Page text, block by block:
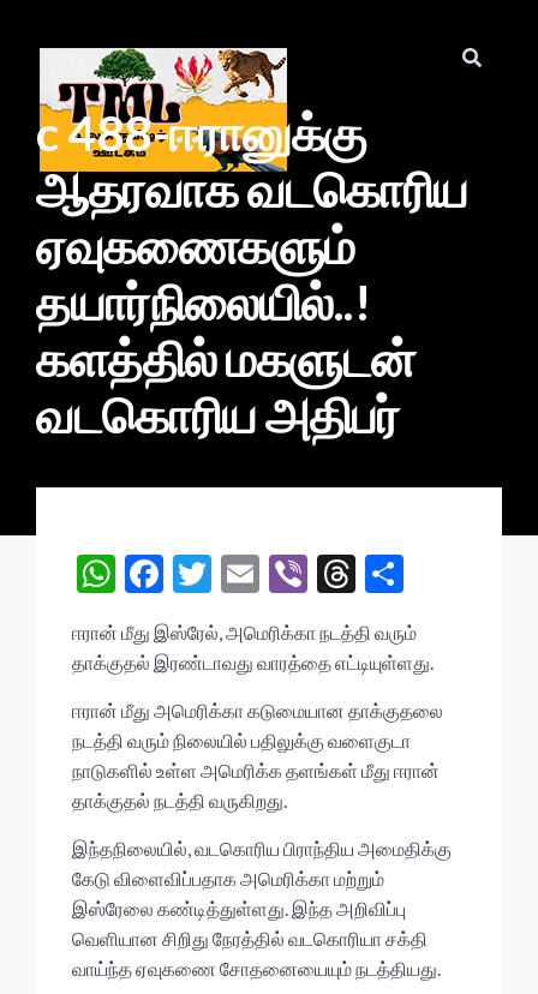
c 488-ஈரானுக்கு
ஆதரவாக வடகொரிய
ஏவுகணைகளும்
தயார்நிலையில்..!
களத்தில் மகளுடன்
வடகொரிய அதிபர்
W
at
s
A
p
p
F
ac
e
b
o
o
k
T
w
itt
er
E
m
ai
Vi
er
T
ea
ds
h
ar
e
ஈரான் மீது இஸ்ரேல், அமெரிக்கா நடத்தி வரும்
தாக்குதல் இரண்டாவது வாரத்தை எட்டியுள்ளது.
ஈரான் மீது அமெரிக்கா கடுமையான தாக்குதலை
நடத்தி வரும் நிலையில் பதிலுக்கு வளைகுடா
நாடுகளில் உள்ள அமெரிக்க தளங்கள் மீது ஈரான்
தாக்குதல் நடத்தி வருகிறது.
இந்தநிலையில், வடகொரிய பிராந்திய அமைதிக்கு
கேடு விளைவிப்பதாக அமெரிக்கா மற்றும்
இஸ்ரேலை கண்டித்துள்ளது. இந்த அறிவிப்பு
வெளியான சிறிது நேரத்தில் வடகொரியா சக்தி
வாய்ந்த ஏவுகணை சோதனையையும் நடத்தியது.